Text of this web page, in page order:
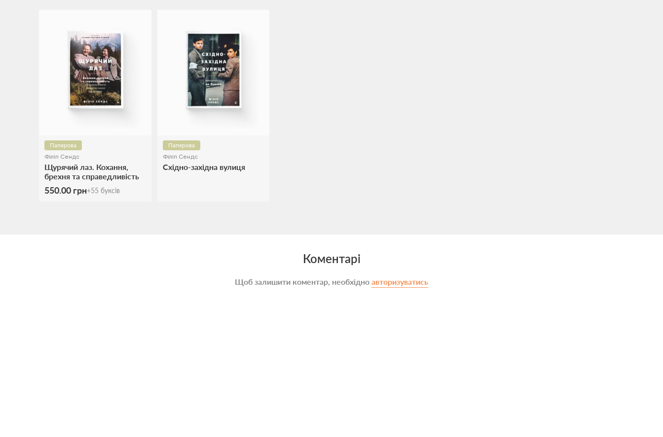
Паперова
Філіп Сендс
Щурячий лаз. Кохання,
брехня та справедливість
на шляху втечі
нацистського злочинця
550.00 грн+55 буксів
Паперова
Філіп Сендс
Східно-західна вулиця
Коментарі
Щоб залишити коментар, необхідно авторизуватись